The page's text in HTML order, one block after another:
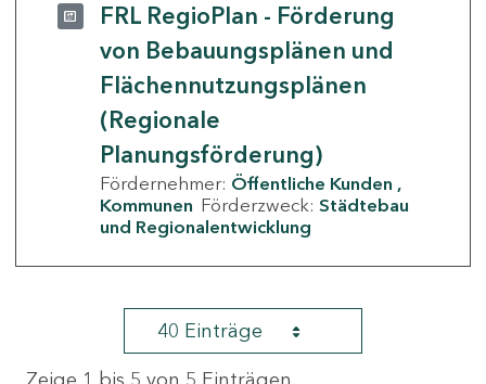
FRL RegioPlan - Förderung
von Bebauungsplänen und
Flächennutzungsplänen
(Regionale
Planungsförderung)
Fördernehmer: Öffentliche Kunden
Kommunen Förderzweck: Städtebau
und Regionalentwicklung
40 Einträge